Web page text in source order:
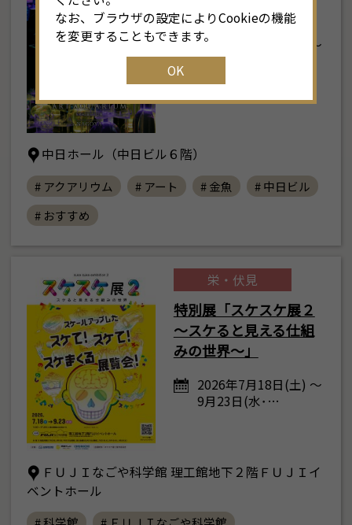
名古屋2026
2026年7月24日(金) ～
9月23日(水･…
中日ホール（中日ビル６階）
# アクアリウム # アート # 金魚
# 中日ビル
# おすすめ
栄・伏見
特別展「スケスケ展２
～スケると見える仕組
みの世界～」
2026年7月18日(土) ～
9月23日(水･…
ＦＵＪＩなごや科学館 理工館地下２階ＦＵＪＩイ
ベントホール
なお、ブラウザの設定によりCookieの機能
を変更することもできます。
OK